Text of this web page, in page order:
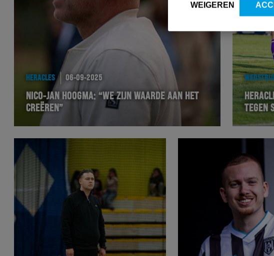
WEIGEREN
HERACLES 06-09-2025
NICO-JAN HOOGMA: “WE ZIJN WAARDE AAN HET
CREËREN”
TEGEN